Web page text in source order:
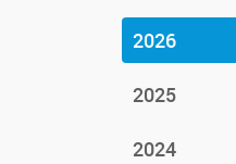
2026
2025
2024